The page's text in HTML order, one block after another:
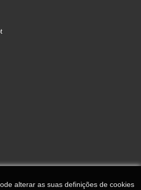
alterar as suas definições de cookies